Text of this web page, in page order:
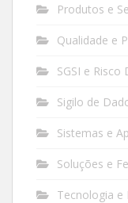
Produtos e
Qualidade e
SGSI e Risco
Sigilo de
Sistemas e
Soluções e
Tecnologia e